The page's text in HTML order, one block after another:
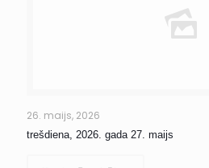
26. maijs, 2026
trešdiena, 2026. gada 27. maijs